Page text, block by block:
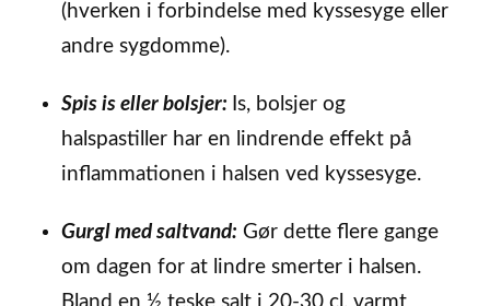
(hverken i forbindelse med kyssesyge eller
andre sygdomme).
Spis is eller bolsjer: Is, bolsjer og
halspastiller har en lindrende effekt på
inflammationen i halsen ved kyssesyge.
Gurgl med saltvand: Gør dette flere gange
om dagen for at lindre smerter i halsen.